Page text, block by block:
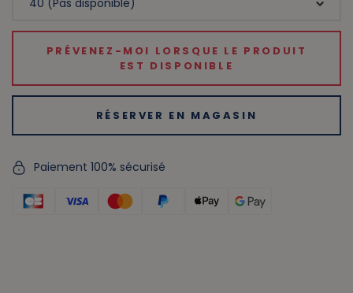
PRÉVENEZ-MOI LORSQUE LE PRODUIT
EST DISPONIBLE
RÉSERVER EN MAGASIN
Paiement 100% sécurisé